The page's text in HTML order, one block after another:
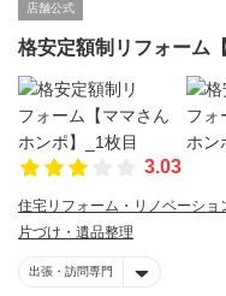
店舗公式
格安定額制リフォーム
3.03
住宅リフォーム・リノベーショ
片づけ・遺品整理
出張・訪問専門